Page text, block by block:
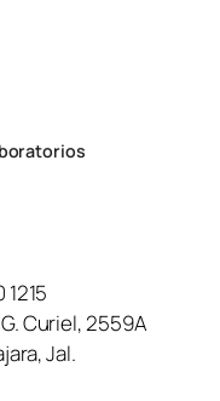
Curiel, 2559A
Jal.